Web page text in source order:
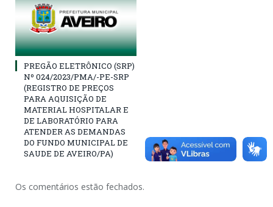
PREGÃO ELETRÔNICO (SRP)
Nº 024/2023/PMA/-PE-SRP
(REGISTRO DE PREÇOS
PARA AQUISIÇÃO DE
MATERIAL HOSPITALAR E
DE LABORATÓRIO PARA
ATENDER AS DEMANDAS
DO FUNDO MUNICIPAL DE
SAUDE DE AVEIRO/PA)
Os comentários estão fechados.